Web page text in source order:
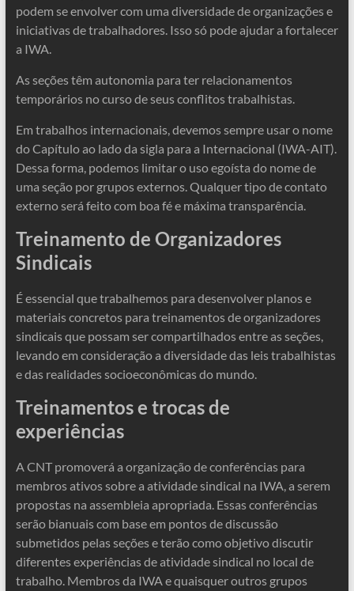
podem se envolver com uma diversidade de organizações e
iniciativas de trabalhadores. Isso só pode ajudar a fortalecer
a IWA.
As seções têm autonomia para ter relacionamentos
temporários no curso de seus conflitos trabalhistas.
Em trabalhos internacionais, devemos sempre usar o nome
do Capítulo ao lado da sigla para a Internacional (IWA-AIT).
Dessa forma, podemos limitar o uso egoísta do nome de
uma seção por grupos externos. Qualquer tipo de contato
externo será feito com boa fé e máxima transparência.
Treinamento de Organizadores
Sindicais
É essencial que trabalhemos para desenvolver planos e
materiais concretos para treinamentos de organizadores
sindicais que possam ser compartilhados entre as seções,
levando em consideração a diversidade das leis trabalhistas
e das realidades socioeconômicas do mundo.
Treinamentos e trocas de
experiências
A CNT promoverá a organização de conferências para
membros ativos sobre a atividade sindical na IWA, a serem
propostas na assembleia apropriada. Essas conferências
serão bianuais com base em pontos de discussão
submetidos pelas seções e terão como objetivo discutir
diferentes experiências de atividade sindical no local de
trabalho. Membros da IWA e quaisquer outros grupos